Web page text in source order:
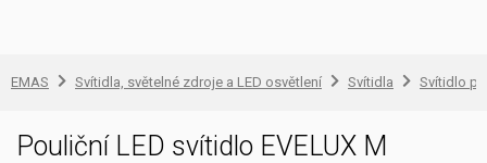
EMAS Svítidla, světelné zdroje a LED osvětlení Svítidla Svítidlo
Pouliční LED svítidlo EVELUX M